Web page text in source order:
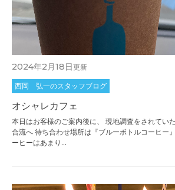
2024年2月18日更新
西岡 弘一のスタッフブログ
オシャレカフェ
本日はお客様のご案内後に、 現地調査をされてい
合流へ 待ち合わせ場所は『ブルーボトルコーヒー
ーヒーはあまり...